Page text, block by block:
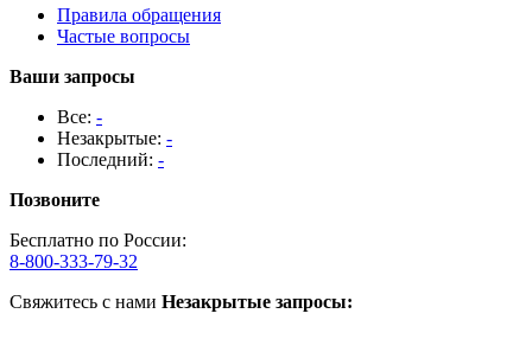
Правила обращения
Частые вопросы
Ваши запросы
Все: -
Незакрытые: -
Последний: -
Позвоните
Бесплатно по России:
8-800-333-79-32
Свяжитесь с нами Незакрытые запросы: